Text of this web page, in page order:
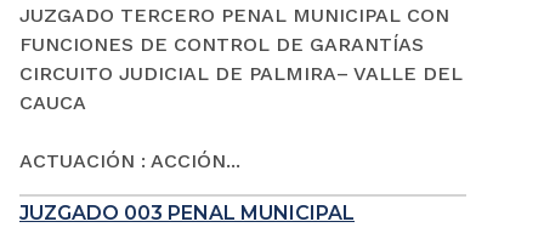
JUZGADO TERCERO PENAL MUNICIPAL CON
FUNCIONES DE CONTROL DE GARANTÍAS
CIRCUITO JUDICIAL DE PALMIRA– VALLE DEL
CAUCA
ACTUACIÓN : ACCIÓN...
JUZGADO 003 PENAL MUNICIPAL